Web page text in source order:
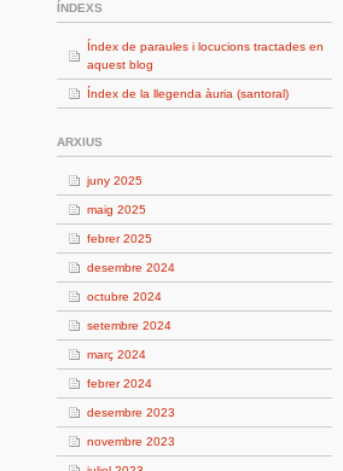
ÍNDEXS
Índex de paraules i locucions tractades en
aquest blog
Índex de la llegenda àuria (santoral)
ARXIUS
juny 2025
maig 2025
febrer 2025
desembre 2024
octubre 2024
setembre 2024
març 2024
febrer 2024
desembre 2023
novembre 2023